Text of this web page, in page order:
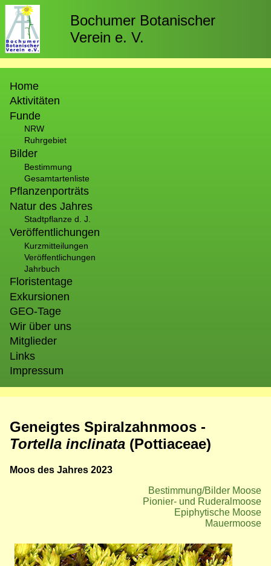
Direkt
zum
Inhalt
Bochumer Botanischer
Verein e. V.
Home
Aktivitäten
Funde
NRW
Ruhrgebiet
Bilder
Bestimmung
Gesamtartenliste
Pflanzenporträts
Natur des Jahres
Stadtpflanze d. J.
Veröffentlichungen
Kurzmitteilungen
Veröffentlichungen
Jahrbuch
Floristentage
Exkursionen
GEO-Tage
Wir über uns
Mitglieder
Links
Impressum
Geneigtes Spiralzahnmoos -
Tortella inclinata (Pottiaceae)
Moos des Jahres 2023
Bestimmung/Bilder Moose
Pionier- und Ruderalmoose
Epiphytische Moose
Mauermoose
Bild